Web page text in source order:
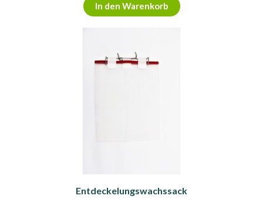
In den Warenkorb
Entdeckelungswachssack